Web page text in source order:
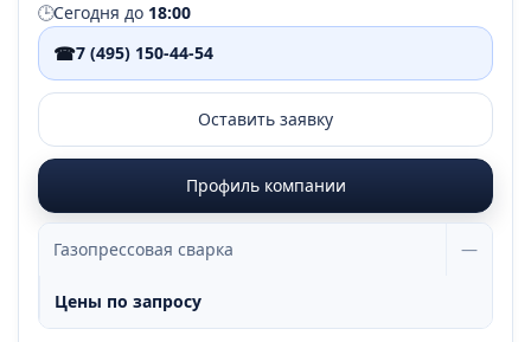
🕒Сегодня до 18:00
☎7 (495) 150-44-54
Оставить заявку
Профиль компании
Газопрессовая сварка —
Цены по запросу